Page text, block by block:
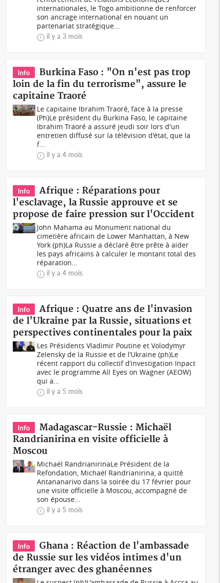
internationales, le Togo ambitionne de renforcer
son ancrage international en nouant un
partenariat stratégique...
il y a 3 mois
Info
Burkina Faso : "On n'est pas trop
loin de la fin du terrorisme", assure le
capitaine Traoré
Le capitaine Ibrahim Traoré, face à la presse
(Ph)Le président du Burkina Faso, le capitaine
Ibrahim Traoré a assuré jeudi soir lors d'un
entretien diffusé sur la télévision d'état, que la
f...
il y a 4 mois
Info
Afrique : Réparations pour
l'esclavage, la Russie approuve et se
propose de faire pression sur l'Occident
John Mahama au Monument national du
cimetière africain de Lower Manhattan, à New
York (ph)La Russie a déclaré être prête à aider
les pays africains à calculer le montant total des
réparation...
il y a 4 mois
Info
Afrique : Quatre ans de l'invasion
de l'Ukraine par la Russie, situations et
perspectives continentales pour la paix
Les Présidents Vladimir Poutine et Volodymyr
Zelensky de la Russie et de l’Ukraine (ph)Le
récent rapport du collectif d’investigation Inpact
avec le programme All Eyes on Wagner (AEOW)
qui a...
il y a 5 mois
Info
Madagascar-Russie : Michaël
Randrianirina en visite officielle à
Moscou
Michaël RandrianirinaLe Président de la
Refondation, Michaël Randrianirina, a quitté
Antananarivo dans la soirée du 17 février pour
une visite officielle à Moscou, accompagné de
son épouse...
il y a 5 mois
Info
Ghana : Réaction de l'ambassade
de Russie sur les vidéos intimes d'un
étranger avec des ghanéennes